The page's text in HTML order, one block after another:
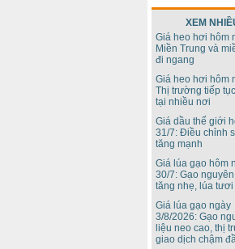
XEM
Giá heo hơi hôm
Miền Trung và
đi ngang
Giá heo hơi hôm
Thị trường tiếp
tại nhiều nơi
Giá dầu thế giới
31/7: Điều chỉnh
tăng mạnh
Giá lúa gạo hôm
30/7: Gạo
tăng nhẹ, lúa tươi
Giá lúa gạo ngày
3/8/2026: Gạo
liệu neo cao, thị
giao dịch chậm